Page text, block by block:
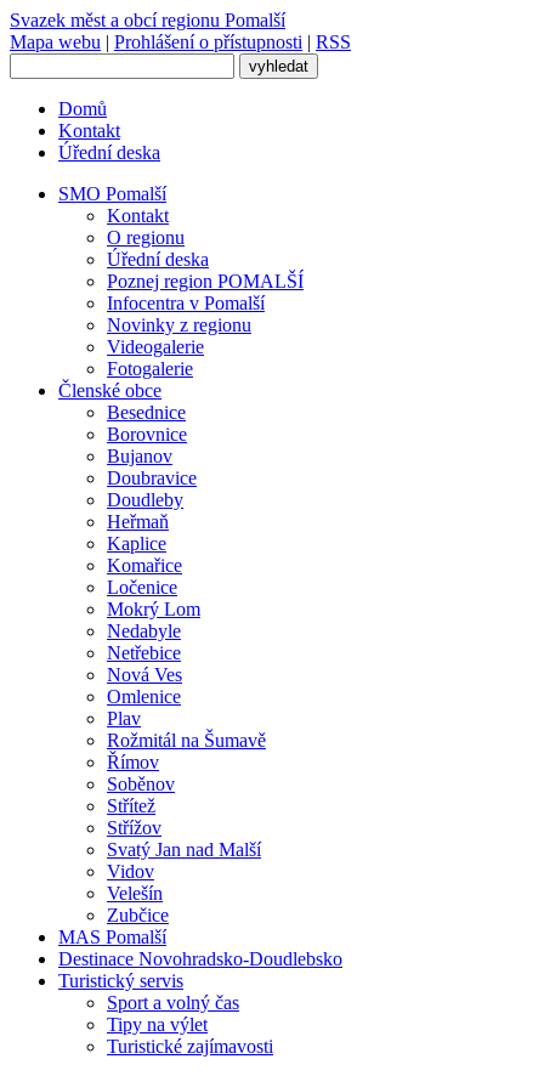
Svazek měst a obcí regionu Pomalší
Mapa webu | Prohlášení o přístupnosti | RSS
Domů
Kontakt
Úřední deska
SMO Pomalší
Kontakt
O regionu
Úřední deska
Poznej region POMALŠÍ
Infocentra v Pomalší
Novinky z regionu
Videogalerie
Fotogalerie
Členské obce
Besednice
Borovnice
Bujanov
Doubravice
Doudleby
Heřmaň
Kaplice
Komařice
Ločenice
Mokrý Lom
Nedabyle
Netřebice
Nová Ves
Omlenice
Plav
Rožmitál na Šumavě
Římov
Soběnov
Střítež
Střížov
Svatý Jan nad Malší
Vidov
Velešín
Zubčice
MAS Pomalší
Destinace Novohradsko-Doudlebsko
Turistický servis
Sport a volný čas
Tipy na výlet
Turistické zajímavosti